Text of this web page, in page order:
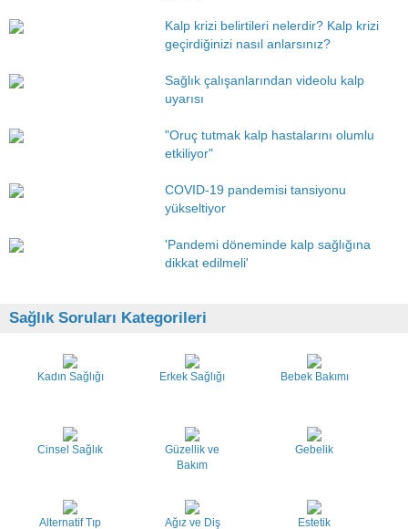
Kalp krizi belirtileri nelerdir? Kalp krizi
geçirdiğinizi nasıl anlarsınız?
Sağlık çalışanlarından videolu kalp
uyarısı
"Oruç tutmak kalp hastalarını olumlu
etkiliyor"
COVID-19 pandemisi tansiyonu
yükseltiyor
'Pandemi döneminde kalp sağlığına
dikkat edilmeli'
Sağlık Soruları Kategorileri
Kadın Sağlığı Erkek Sağlığı Bebek Bakımı
Cinsel Sağlık
Güzellik ve
Bakım
Gebelik
Alternatif Tıp
Ağız ve Diş
Estetik